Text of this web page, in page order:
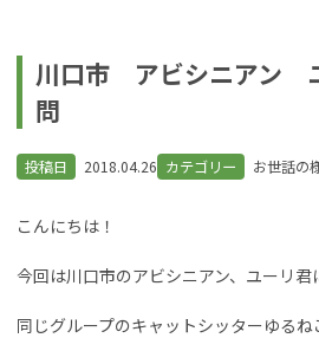
川口市 アビシニアン
問
投稿日 2018.04.26 カテゴリー お世話の
こんにちは！
今回は川口市のアビシニアン、ユーリ君
同じグループのキャットシッターゆる